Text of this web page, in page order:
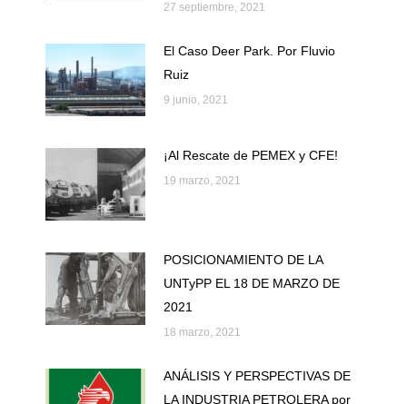
27 septiembre, 2021
El Caso Deer Park. Por Fluvio
Ruiz
9 junio, 2021
¡Al Rescate de PEMEX y CFE!
19 marzo, 2021
POSICIONAMIENTO DE LA
UNTyPP EL 18 DE MARZO DE
2021
18 marzo, 2021
ANÁLISIS Y PERSPECTIVAS DE
LA INDUSTRIA PETROLERA por